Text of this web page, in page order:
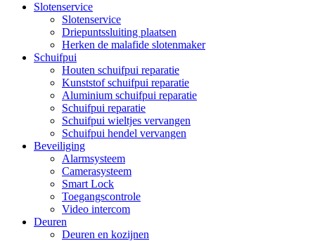
Slotenservice
Slotenservice
Driepuntssluiting plaatsen
Herken de malafide slotenmaker
Schuifpui
Houten schuifpui reparatie
Kunststof schuifpui reparatie
Aluminium schuifpui reparatie
Schuifpui reparatie
Schuifpui wieltjes vervangen
Schuifpui hendel vervangen
Beveiliging
Alarmsysteem
Camerasysteem
Smart Lock
Toegangscontrole
Video intercom
Deuren
Deuren en kozijnen